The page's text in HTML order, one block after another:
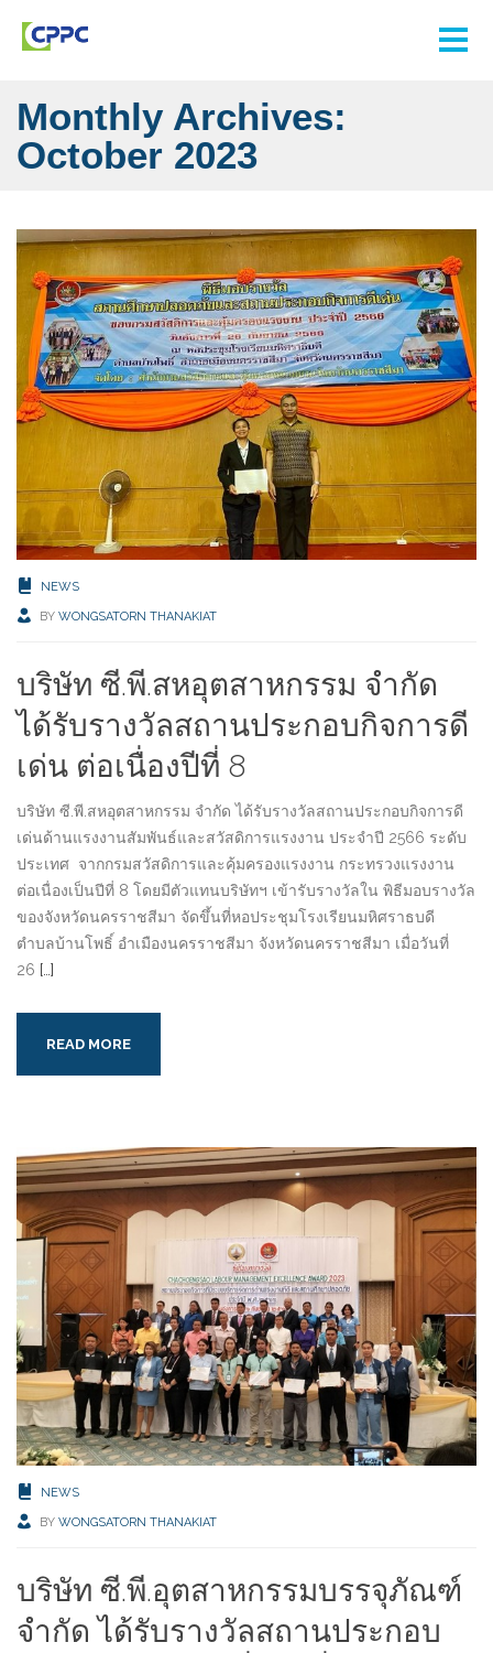
Monthly Archives:
October 2023
NEWS
BY WONGSATORN THANAKIAT
บริษัท ซี.พี.สหอุตสาหกรรม จำกัด
ได้รับรางวัลสถานประกอบกิจการดี
เด่น ต่อเนื่องปีที่ 8
บริษัท ซี.พี.สหอุตสาหกรรม จำกัด ได้รับรางวัลสถานประกอบกิจการดี
เด่นด้านแรงงานสัมพันธ์และสวัสดิการแรงงาน ประจำปี 2566 ระดับ
ประเทศ จากกรมสวัสดิการและคุ้มครองแรงงาน กระทรวงแรงงาน
ต่อเนื่องเป็นปีที่ 8 โดยมีตัวแทนบริษัทฯ เข้ารับรางวัลใน พิธีมอบรางวัล
ของจังหวัดนครราชสีมา จัดขึ้นที่หอประชุมโรงเรียนมหิศราธบดี
ตำบลบ้านโพธิ์ อำเมืองนครราชสีมา จังหวัดนครราชสีมา เมื่อวันที่
26 […]
READ MORE
NEWS
BY WONGSATORN THANAKIAT
บริษัท ซี.พี.อุตสาหกรรมบรรจุภัณฑ์
จำกัด ได้รับรางวัลสถานประกอบ